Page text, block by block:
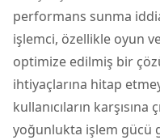
performans sunma
işlemci, özellikle oyun
optimize edilmiş bir
ihtiyaçlarına hitap
kullanıcıların
yoğunlukta işlem gücü